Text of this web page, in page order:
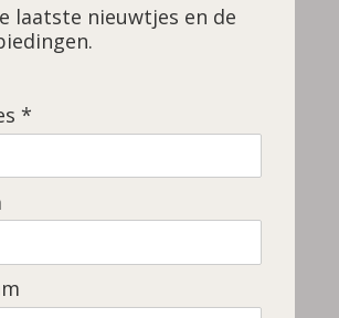
laatste nieuwtjes en de
*